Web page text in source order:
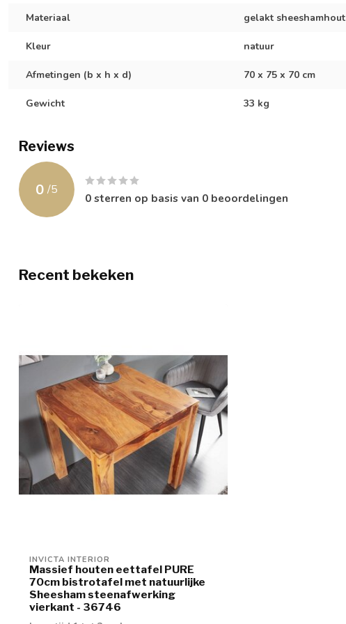
Materiaal gelakt sheeshamhout
Kleur natuur
Afmetingen (b x h x d) 70 x 75 x 70 cm
Gewicht 33 kg
Reviews
0 /5
0sterren op basis van 0 beoordelingen
Recent bekeken
INVICTA INTERIOR
Massief houten eettafel PURE
70cm bistrotafel met natuurlijke
Sheesham steenafwerking
vierkant - 36746